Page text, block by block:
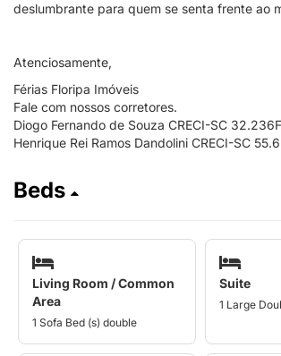
deslumbrante para quem se senta frente ao
Atenciosamente,
Férias Floripa Imóveis
Fale com nossos corretores.
Diogo Fernando de Souza CRECI-SC 32.236F
Henrique Rei Ramos Dandolini CRECI-SC
Beds
Living Room / Common
Area
1 Sofa Bed (s) double
Suite
1 Large